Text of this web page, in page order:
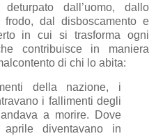
dall’uomo, dallo
dal disboscamento e
in cui si trasforma ogni
contribuisce in maniera
di chi lo abita:
della nazione, i
i fallimenti degli
a morire. Dove
diventavano in